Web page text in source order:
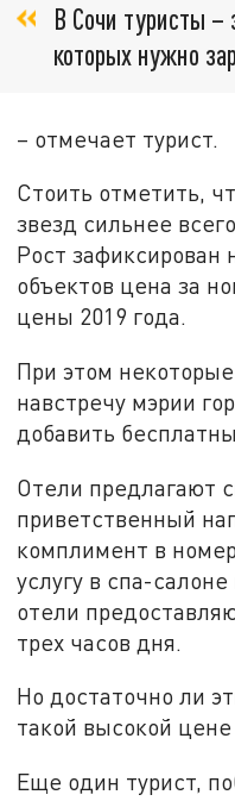
В Сочи туристы –
которых нужно
– отмечает турист.
Стоить отметить,
звезд сильнее
Рост зафиксирован
объектов цена за
цены 2019 года.
При этом
навстречу мэрии
добавить
Отели предлагают
приветственный
комплимент в
услугу в спа-
отели
трех часов дня.
Но достаточно ли
такой высокой
Еще один турист,